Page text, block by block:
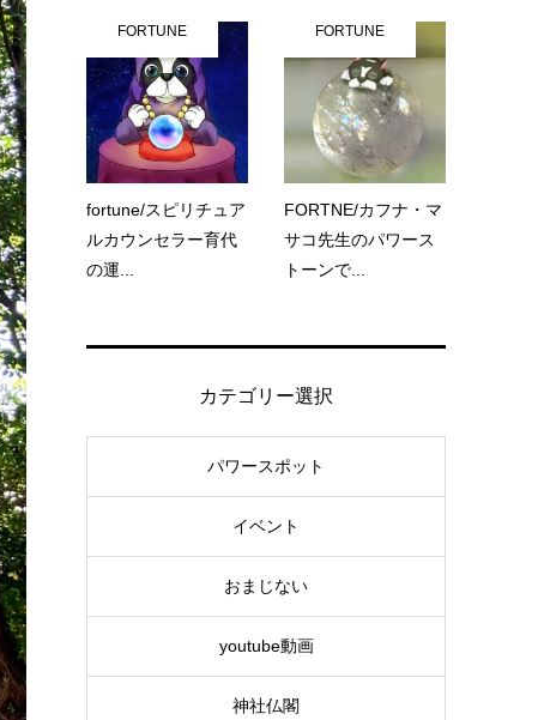
FORTUNE
fortune/スピリチュア
ルカウンセラー育代
の運...
FORTUNE
FORTNE/カフナ・マ
サコ先生のパワース
トーンで...
カテゴリー選択
パワースポット
イベント
おまじない
youtube動画
神社仏閣